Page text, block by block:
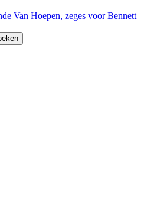
Van Hoepen, zeges voor Bennett